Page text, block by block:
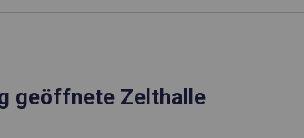
geöffnete Zelthalle